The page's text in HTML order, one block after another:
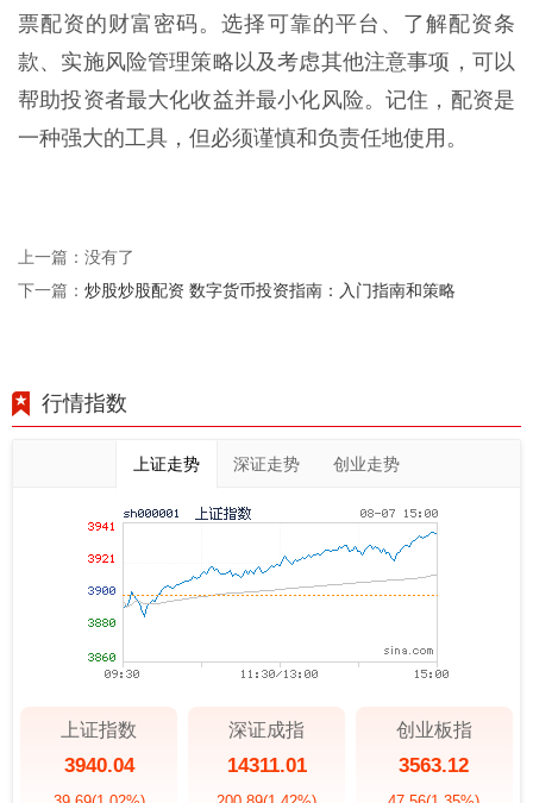
票配资的财富密码。选择可靠的平台、了解配资条
款、实施风险管理策略以及考虑其他注意事项，可以
帮助投资者最大化收益并最小化风险。记住，配资是
一种强大的工具，但必须谨慎和负责任地使用。
上一篇：没有了
下一篇： 炒股炒股配资 数字货币投资指南：入门指南和策略
行情指数
上证走势 深证走势 创业走势
上证指数
3940.04
深证成指
14311.01
创业板指
3563.12